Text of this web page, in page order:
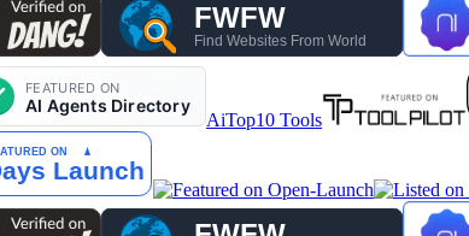
AiTop10 Tools